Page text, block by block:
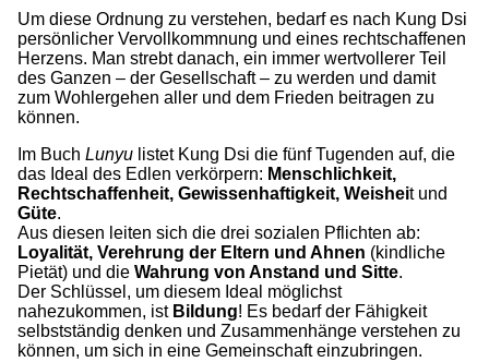
Um diese Ordnung zu verstehen, bedarf es nach Kung Dsi
persönlicher Vervollkommnung und eines rechtschaffenen
Herzens. Man strebt danach, ein immer wertvollerer Teil
des Ganzen – der Gesellschaft – zu werden und damit
zum Wohlergehen aller und dem Frieden beitragen zu
können.
Im Buch Lunyu listet Kung Dsi die fünf Tugenden auf, die
das Ideal des Edlen verkörpern: Menschlichkeit,
Rechtschaffenheit, Gewissenhaftigkeit, Weisheit und
Güte.
Aus diesen leiten sich die drei sozialen Pflichten ab:
Loyalität, Verehrung der Eltern und Ahnen (kindliche
Pietät) und die Wahrung von Anstand und Sitte.
Der Schlüssel, um diesem Ideal möglichst
nahezukommen, ist Bildung! Es bedarf der Fähigkeit
selbstständig denken und Zusammenhänge verstehen zu
können, um sich in eine Gemeinschaft einzubringen.